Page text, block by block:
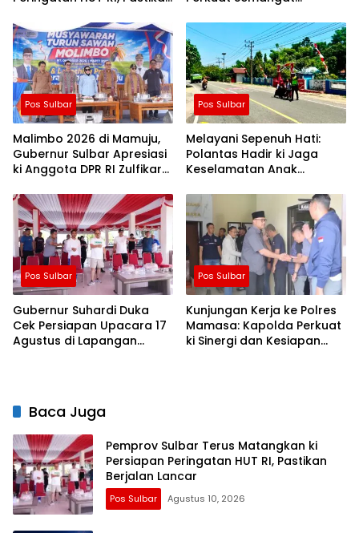
Persatuan
Pos Sulbar
Malimbo 2026 di Mamuju,
Gubernur Sulbar Apresiasi
ki Anggota DPR RI Zulfikar
Dapat Alsintan dan Pupuk
Pos Sulbar
Melayani Sepenuh Hati:
Polantas Hadir ki Jaga
Keselamatan Anak
Budaya Tertib Sejak Dini
Pos Sulbar
Gubernur Suhardi Duka
Cek Persiapan Upacara 17
Agustus di Lapangan
Pos Sulbar
Kunjungan Kerja ke Polres
Mamasa: Kapolda Perkuat
ki Sinergi dan Kesiapan
Baca Juga
Pemprov Sulbar Terus Matangkan ki
Persiapan Peringatan HUT RI, Pastikan
Berjalan Lancar
Pos Sulbar Agustus 10, 2026